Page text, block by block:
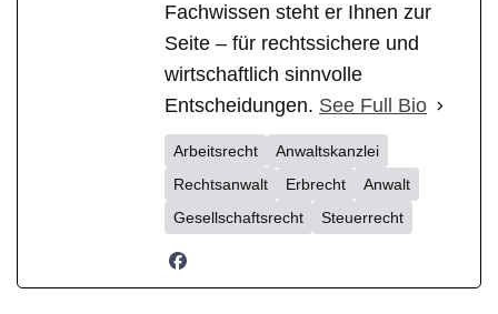
Fachwissen steht er Ihnen zur
Seite – für rechtssichere und
wirtschaftlich sinnvolle
Entscheidungen. See Full Bio
Arbeitsrecht
Anwaltskanzlei
Rechtsanwalt
Erbrecht
Anwalt
Gesellschaftsrecht
Steuerrecht